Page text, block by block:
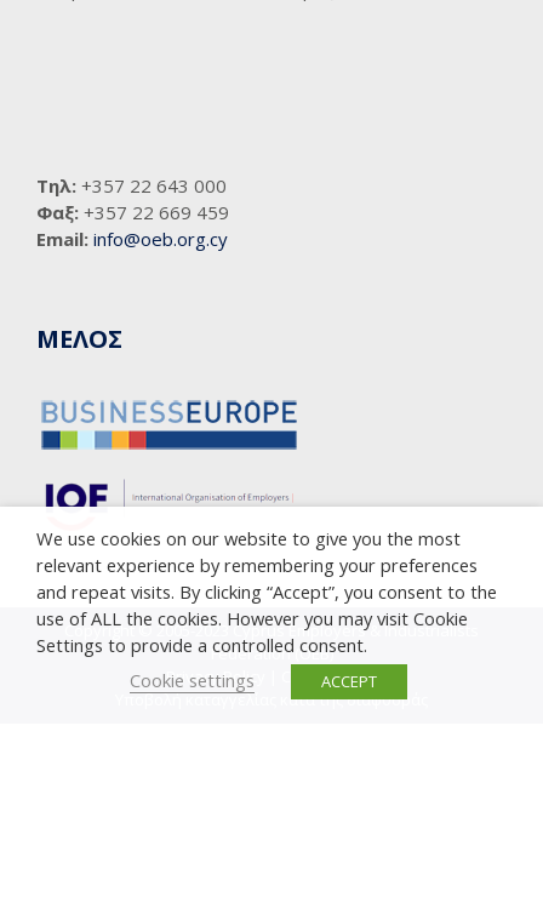
Τηλ: +357 22 643 000
Φαξ: +357 22 669 459
Email: info@oeb.org.cy
ΜΕΛΟΣ
Copyright © 2005-2023 Cyprus Employers & Industrialists
Federation (OEB)
Privacy Policy
Cookie Policy
Υποβολή καταγγελίας κατά της διαφθοράς
We use cookies on our website to give you the most
relevant experience by remembering your preferences
and repeat visits. By clicking “Accept”, you consent to the
use of ALL the cookies. However you may visit Cookie
Settings to provide a controlled consent.
Cookie settings
ACCEPT